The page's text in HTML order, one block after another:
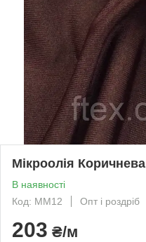
Мікроолія Коричнева
В наявності
Код: ММ12
Опт і роздріб
203 ₴/м